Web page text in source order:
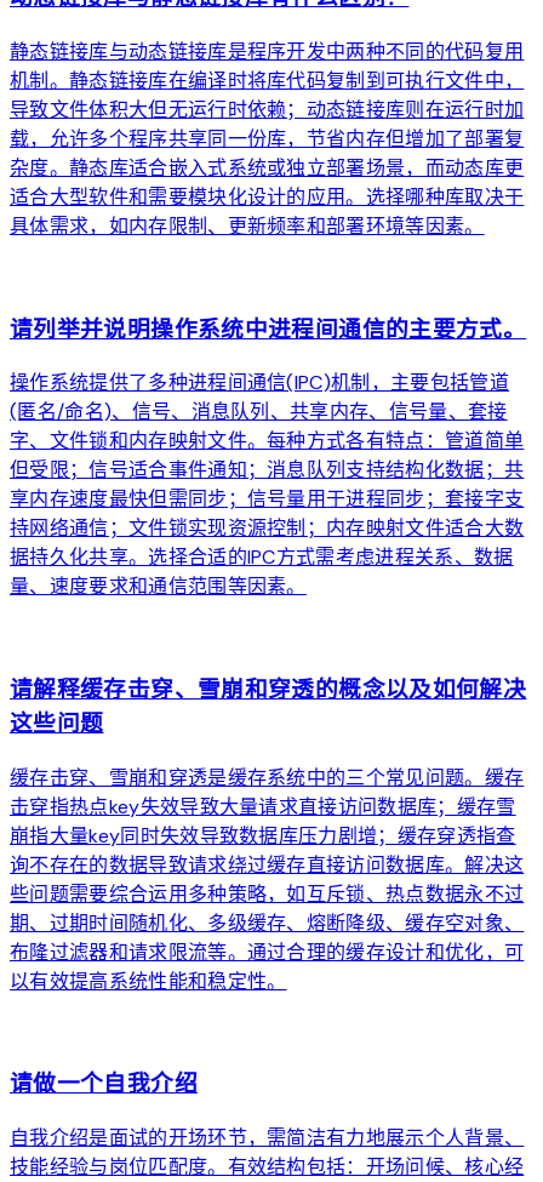
静态链接库与动态链接库是程序开发中两种不同的代码复用
机制。静态链接库在编译时将库代码复制到可执行文件中，
导致文件体积大但无运行时依赖；动态链接库则在运行时加
载，允许多个程序共享同一份库，节省内存但增加了部署复
杂度。静态库适合嵌入式系统或独立部署场景，而动态库更
适合大型软件和需要模块化设计的应用。选择哪种库取决于
具体需求，如内存限制、更新频率和部署环境等因素。
请列举并说明操作系统中进程间通信的主要方式。
操作系统提供了多种进程间通信(IPC)机制，主要包括管道
(匿名/命名)、信号、消息队列、共享内存、信号量、套接
字、文件锁和内存映射文件。每种方式各有特点：管道简单
但受限；信号适合事件通知；消息队列支持结构化数据；共
享内存速度最快但需同步；信号量用于进程同步；套接字支
持网络通信；文件锁实现资源控制；内存映射文件适合大数
据持久化共享。选择合适的IPC方式需考虑进程关系、数据
量、速度要求和通信范围等因素。
请解释缓存击穿、雪崩和穿透的概念以及如何解决
这些问题
缓存击穿、雪崩和穿透是缓存系统中的三个常见问题。缓存
击穿指热点key失效导致大量请求直接访问数据库；缓存雪
崩指大量key同时失效导致数据库压力剧增；缓存穿透指查
询不存在的数据导致请求绕过缓存直接访问数据库。解决这
些问题需要综合运用多种策略，如互斥锁、热点数据永不过
期、过期时间随机化、多级缓存、熔断降级、缓存空对象、
布隆过滤器和请求限流等。通过合理的缓存设计和优化，可
以有效提高系统性能和稳定性。
请做一个自我介绍
自我介绍是面试的开场环节，需简洁有力地展示个人背景、
技能经验与岗位匹配度。有效结构包括：开场问候、核心经